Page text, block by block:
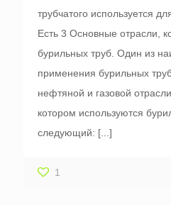
трубчатого используется
Есть 3 Основные отрасли,
бурильных труб. Один из
применения бурильных
нефтяной и газовой
котором используются
следующий: [...]
1